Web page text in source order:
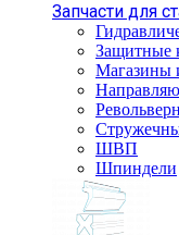
Запчасти для
Защитные
Магазины
ШВП
Шпиндели